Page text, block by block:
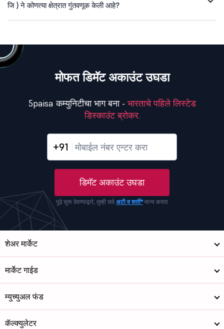
जि ) ने कोणत्या क्षेत्रात गुंतवणूक केली आहे?
मोफत डिमॅट अकाउंट उघडा
5paisa कम्युनिटीचा भाग बना - भारताचे पहिले लिस्टेड
डिस्काउंट ब्रोकर.
+91
डिमॅट अकाउंट उघडा
पुढे सुरू ठेवण्याद्वारे, तुम्ही सर्व अटी व शर्ती*मान्य करता
शेअर मार्केट
मार्केट गाईड
म्युच्युअल फंड
कॅल्क्युलेटर